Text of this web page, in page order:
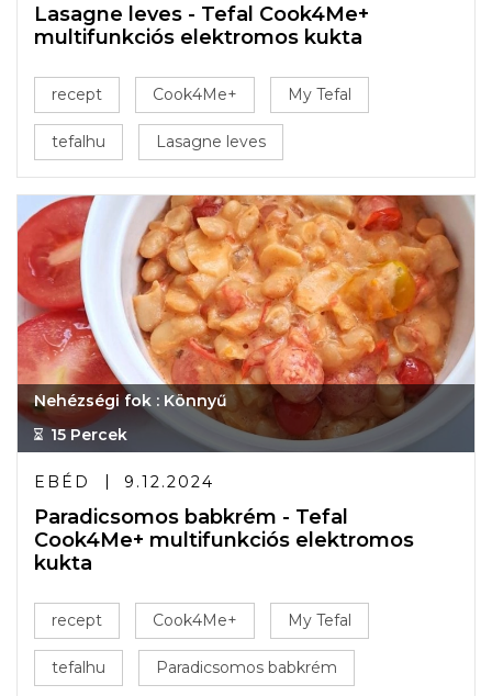
Lasagne leves - Tefal Cook4Me+
multifunkciós elektromos kukta
recept Cook4Me+ My Tefal
tefalhu Lasagne leves
Nehézségi fok : Könnyű
15 Percek
EBÉD 9.12.2024
Paradicsomos babkrém - Tefal
Cook4Me+ multifunkciós elektromos
kukta
recept Cook4Me+ My Tefal
tefalhu Paradicsomos babkrém